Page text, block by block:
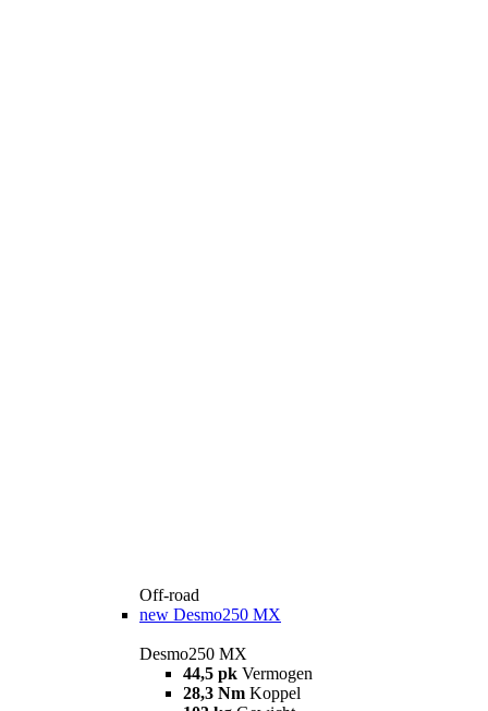
Off-road
new Desmo250 MX
Desmo250 MX
44,5 pk Vermogen
28,3 Nm Koppel